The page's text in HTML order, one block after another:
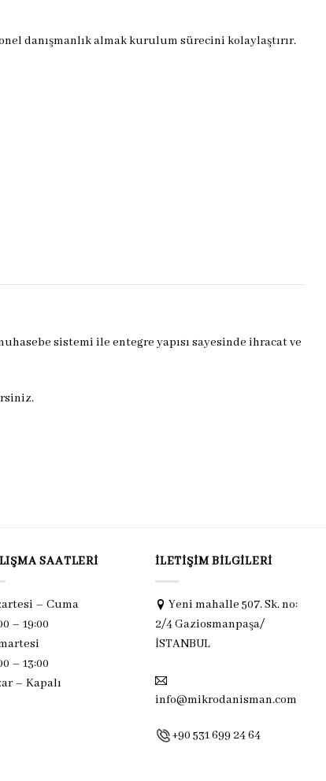
danışmanlık almak kurulum sürecini kolaylaştırır.
sistemi ile entegre yapısı sayesinde ihracat ve
SAATLERI
– Cuma
– 19:00
– 13:00
– Kapalı
İLETIŞIM BILGILERI
Yeni mahalle 507. Sk. no:
2/4 Gaziosmanpaşa/
İSTANBUL
info@mikrodanisman.com
+90 531 699 24 64